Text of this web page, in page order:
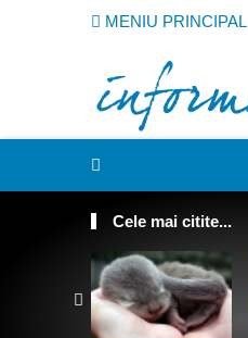
MENIU PRINCIPAL
Cele mai citite...